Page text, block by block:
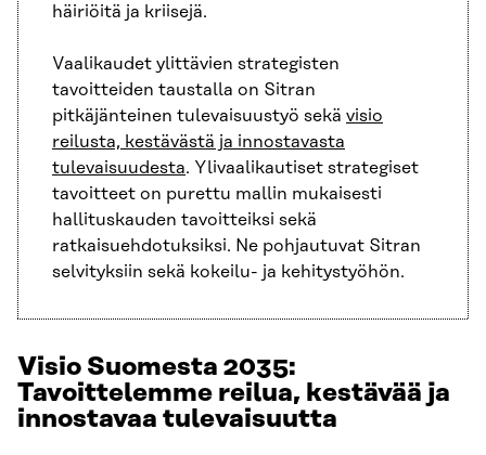
häiriöitä ja kriisejä.
Vaalikaudet ylittävien strategisten
tavoitteiden taustalla on Sitran
pitkäjänteinen tulevaisuustyö sekä visio
reilusta, kestävästä ja innostavasta
tulevaisuudesta. Ylivaalikautiset strategiset
tavoitteet on purettu mallin mukaisesti
hallituskauden tavoitteiksi sekä
ratkaisuehdotuksiksi. Ne pohjautuvat Sitran
selvityksiin sekä kokeilu- ja kehitystyöhön.
Visio Suomesta 2035:
Tavoittelemme reilua, kestävää ja
innostavaa tulevaisuutta